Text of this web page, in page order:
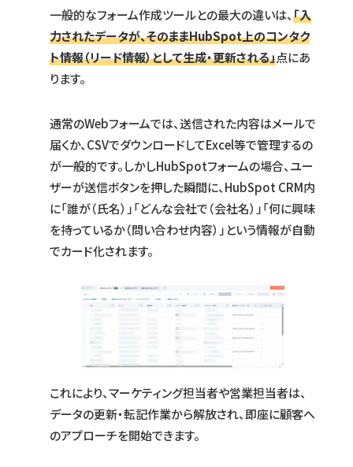
一般的なフォーム作成ツールとの最大の違いは、「入
力されたデータが、そのままHubSpot上のコンタク
ト情報（リード情報）として生成・更新される」点にあ
ります。
通常のWebフォームでは、送信された内容はメールで
届くか、CSVでダウンロードしてExcel等で管理するの
が一般的です。しかしHubSpotフォームの場合、ユー
ザーが送信ボタンを押した瞬間に、HubSpot CRM内
に「誰が（氏名）」「どんな会社で（会社名）」「何に興味
を持っているか（問い合わせ内容）」という情報が自動
でカード化されます。
これにより、マーケティング担当者や営業担当者は、
データの更新・転記作業から解放され、即座に顧客へ
のアプローチを開始できます。